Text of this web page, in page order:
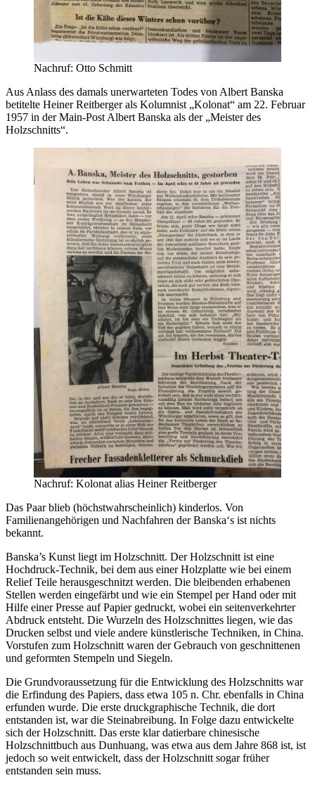
Nachruf: Otto Schmitt
Aus Anlass des damals unerwarteten Todes von Albert Banska
betitelte Heiner Reitberger als Kolumnist „Kolonat“ am 22. Februar
1957 in der Main-Post Albert Banska als der „Meister des
Holzschnitts“.
Nachruf: Kolonat alias Heiner Reitberger
Das Paar blieb (höchstwahrscheinlich) kinderlos. Von
Familienangehörigen und Nachfahren der Banska‘s ist nichts
bekannt.
Banska’s Kunst liegt im Holzschnitt. Der Holzschnitt ist eine
Hochdruck-Technik, bei dem aus einer Holzplatte wie bei einem
Relief Teile herausgeschnitzt werden. Die bleibenden erhabenen
Stellen werden eingefärbt und wie ein Stempel per Hand oder mit
Hilfe einer Presse auf Papier gedruckt, wobei ein seitenverkehrter
Abdruck entsteht. Die Wurzeln des Holzschnittes liegen, wie das
Drucken selbst und viele andere künstlerische Techniken, in China.
Vorstufen zum Holzschnitt waren der Gebrauch von geschnittenen
und geformten Stempeln und Siegeln.
Die Grundvoraussetzung für die Entwicklung des Holzschnitts war
die Erfindung des Papiers, dass etwa 105 n. Chr. ebenfalls in China
erfunden wurde. Die erste druckgraphische Technik, die dort
entstanden ist, war die Steinabreibung. In Folge dazu entwickelte
sich der Holzschnitt. Das erste klar datierbare chinesische
Holzschnittbuch aus Dunhuang, was etwa aus dem Jahre 868 ist, ist
jedoch so weit entwickelt, dass der Holzschnitt sogar früher
entstanden sein muss.